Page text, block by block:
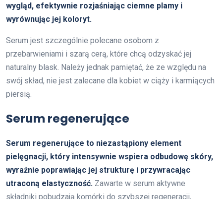
wygląd, efektywnie rozjaśniając ciemne plamy i
wyrównując jej koloryt.
Serum jest szczególnie polecane osobom z
przebarwieniami i szarą cerą, które chcą odzyskać jej
naturalny blask. Należy jednak pamiętać, że ze względu na
swój skład, nie jest zalecane dla kobiet w ciąży i karmiących
piersią.
Serum regenerujące
Serum regenerujące to niezastąpiony element
pielęgnacji, który intensywnie wspiera odbudowę skóry,
wyraźnie poprawiając jej strukturę i przywracając
utraconą elastyczność. Zawarte w serum aktywne
składniki pobudzają komórki do szybszej regeneracji,